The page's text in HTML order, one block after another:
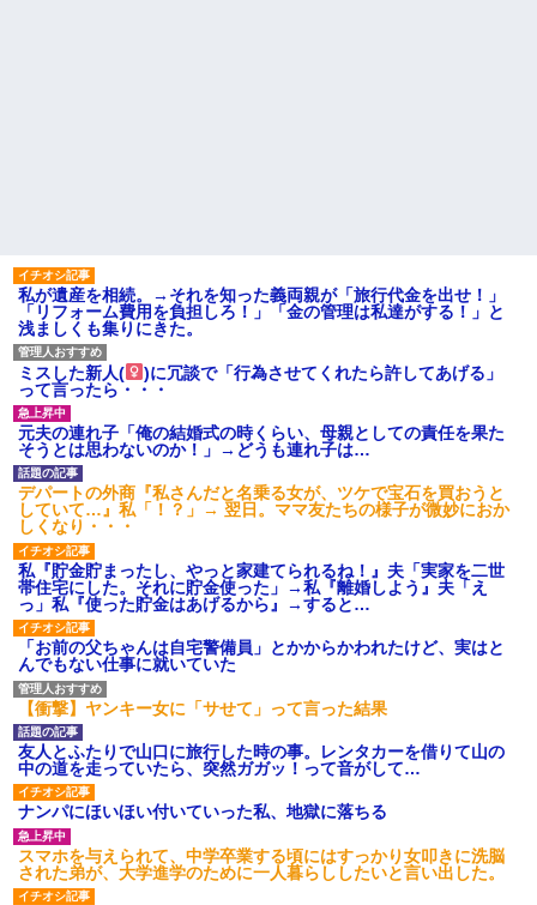
触らないでよ！」キチママ『そ
こに金庫があったから、開けて
みようとしただけ☆』義兄「泥
は出てけ！二度と来るな！」結
果・・・
私「初めて飲む味だけどなん
のお茶？」彼「ちっ！」私「」
【GIF】JSのカンチョーワロ
タ
後続車にクラクションを鳴ら
され彼氏が逆切れ。「何クラク
ション鳴らしてんだ！降りてこ
いよ！」と怒鳴りだし...
【衝撃】報酬100万円超の治験
募集がこちらｗｗｗｗｗ(※画像
あり)
【ネット騒然】惨殺されたタ
ワマン頂き女子のこの動画、す
げえええええｗｗｗｗｗｗｗｗ
ｗｗｗ
【愕然】白のクラウン俺氏、
高速道路左車線を制限速度で走
った結果wwwwwwwwwwww
百年の恋12-899 食べた量を
張り合ってくる
【悲報】佐藤輝明・・・２軍
でも盛大にやらかす←あまり悲
しませないでくれ
私が遺産を相続。→それを知った義両親が「旅行代金を出せ！」
「リフォーム費用を負担しろ！」「金の管理は私達がする！」と
浅ましくも集りにきた。
ミスした新人(
)に冗談で「行為させてくれたら許してあげる」
って言ったら・・・
元夫の連れ子「俺の結婚式の時くらい、母親としての責任を果た
そうとは思わないのか！」→どうも連れ子は…
デパートの外商『私さんだと名乗る女が、ツケで宝石を買おうと
していて…』私「！？」→ 翌日。ママ友たちの様子が微妙におか
しくなり・・・
私『貯金貯まったし、やっと家建てられるね！』夫「実家を二世
帯住宅にした。それに貯金使った」→私『離婚しよう』夫「え
っ」私『使った貯金はあげるから』→すると…
「お前の父ちゃんは自宅警備員」とかからかわれたけど、実はと
んでもない仕事に就いていた
【衝撃】ヤンキー女に「サせて」って言った結果
友人とふたりで山口に旅行した時の事。レンタカーを借りて山の
中の道を走っていたら、突然ガガッ！って音がして…
ナンパにほいほい付いていった私、地獄に落ちる
スマホを与えられて、中学卒業する頃にはすっかり女叩きに洗脳
された弟が、大学進学のために一人暮らししたいと言い出した。